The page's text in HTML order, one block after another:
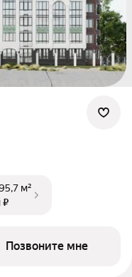
м²
₽
Позвоните мне